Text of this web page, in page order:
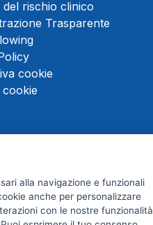
alla navigazione e funzionali
anche per personalizzare
con le nostre funzionalità
del rischio clinico
Trasparente
cookie
cookie